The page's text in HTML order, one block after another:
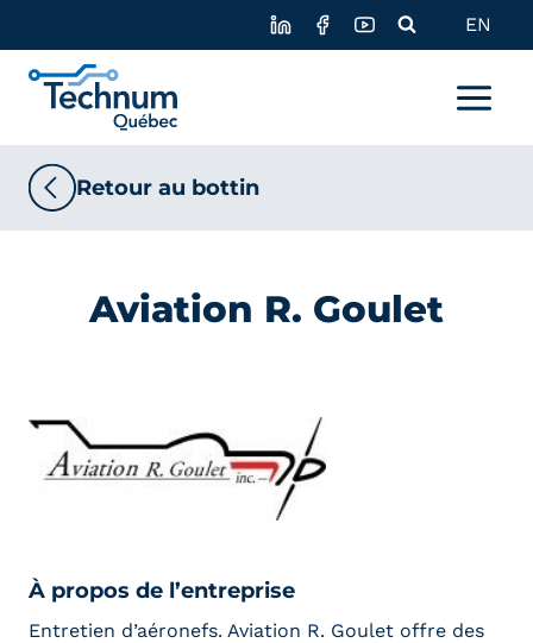
content
EN
Retour au bottin
Aviation R. Goulet
À propos de l’entreprise
Entretien d’aéronefs. Aviation R. Goulet offre des